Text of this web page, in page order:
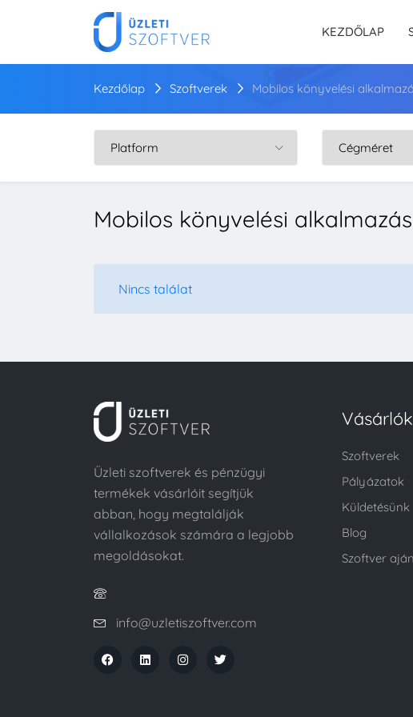
KEZDŐLAP
Kezdőlap Szoftverek Mobilos könyvelési
Mobilos könyvelési
Nincs találat
Üzleti szoftverek és pénzügyi
termékek vásárlóit segítjük
abban, hogy megtalálják
vállalkozások számára a legjobb
megoldásokat.
info@uzletiszoftver.com
Vásárlók
Szoftverek
Pályázatok
Küldetésünk
Blog
Szoftver